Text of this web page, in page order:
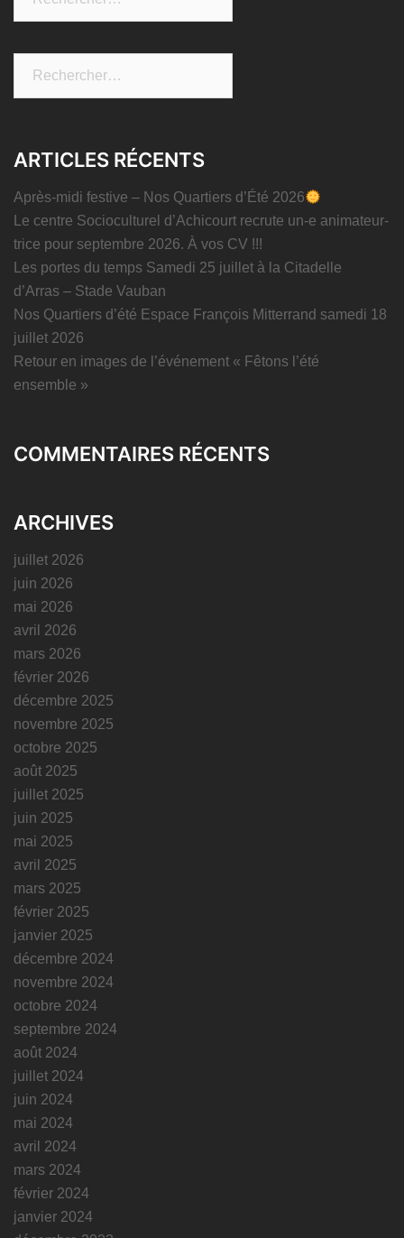
ARTICLES RÉCENTS
Après-midi festive – Nos Quartiers d’Été 2026
Le centre Socioculturel d’Achicourt recrute un-e animateur-
trice pour septembre 2026. À vos CV !!!
Les portes du temps Samedi 25 juillet à la Citadelle
d’Arras – Stade Vauban
Nos Quartiers d’été Espace François Mitterrand samedi 18
juillet 2026
Retour en images de l’événement « Fêtons l’été
ensemble »
COMMENTAIRES RÉCENTS
ARCHIVES
juillet 2026
juin 2026
mai 2026
avril 2026
mars 2026
février 2026
décembre 2025
novembre 2025
octobre 2025
août 2025
juillet 2025
juin 2025
mai 2025
avril 2025
mars 2025
février 2025
janvier 2025
décembre 2024
novembre 2024
octobre 2024
septembre 2024
août 2024
juillet 2024
juin 2024
mai 2024
avril 2024
mars 2024
février 2024
janvier 2024